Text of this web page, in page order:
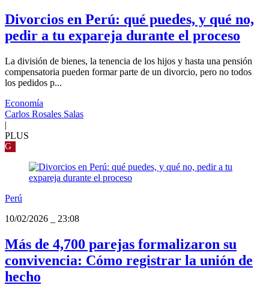
Divorcios en Perú: qué puedes, y qué no,
pedir a tu expareja durante el proceso
La división de bienes, la tenencia de los hijos y hasta una pensión
compensatoria pueden formar parte de un divorcio, pero no todos
los pedidos p...
Economía
Carlos Rosales Salas
|
PLUS
G
Perú
10/02/2026
23:08
Más de 4,700 parejas formalizaron su
convivencia: Cómo registrar la unión de
hecho